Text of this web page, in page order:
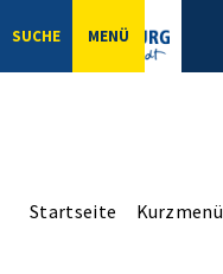
SUCHE MENÜ
Startseite Kurzmenü